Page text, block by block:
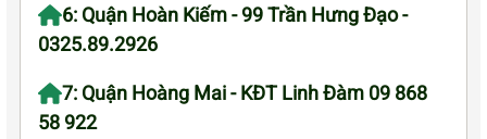
6: Quận Hoàn Kiếm - 99 Trần Hưng Đạo -
0325.89.2926
7: Quận Hoàng Mai - KĐT Linh Đàm 09 868
58 922